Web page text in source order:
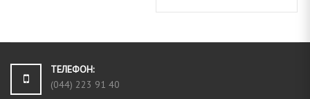
ТЕЛЕФОН:
(044) 223 91 40